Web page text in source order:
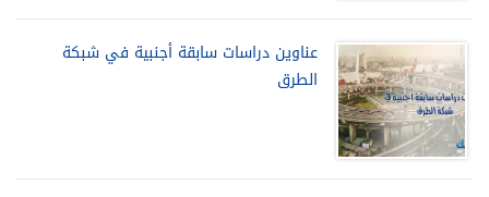
عناوين دراسات سابقة أجنبية في شبكة
الطرق